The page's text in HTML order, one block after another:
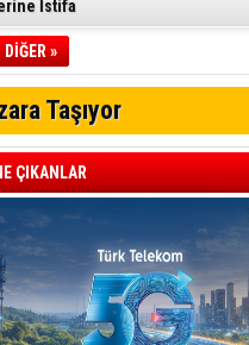
İletti
müdahale
Geçti
DİĞER »
Taşıyor
ÇIKANLAR